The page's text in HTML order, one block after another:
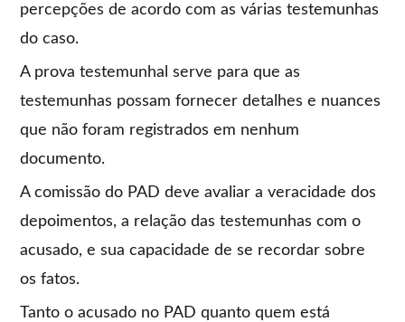
percepções de acordo com as várias testemunhas
do caso.
A prova testemunhal serve para que as
testemunhas possam fornecer detalhes e nuances
que não foram registrados em nenhum
documento.
A comissão do PAD deve avaliar a veracidade dos
depoimentos, a relação das testemunhas com o
acusado, e sua capacidade de se recordar sobre
os fatos.
Tanto o acusado no PAD quanto quem está